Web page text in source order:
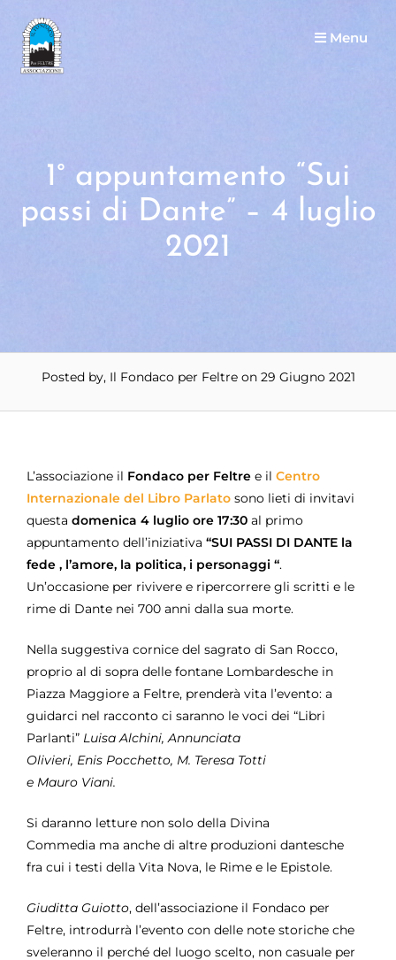
Menu
1° appuntamento “Sui
passi di Dante” – 4 luglio
2021
Posted by, Il Fondaco per Feltreon 29 Giugno 2021
L’associazione il Fondaco per Feltre e il Centro
Internazionale del Libro Parlato sono lieti di invitavi
questa domenica 4 luglio ore 17:30 al primo
appuntamento dell’iniziativa “SUI PASSI DI DANTE la
fede , l’amore, la politica, i personaggi “.
Un’occasione per rivivere e ripercorrere gli scritti e le
rime di Dante nei 700 anni dalla sua morte.
Nella suggestiva cornice del sagrato di San Rocco,
proprio al di sopra delle fontane Lombardesche in
Piazza Maggiore a Feltre, prenderà vita l’evento: a
guidarci nel racconto ci saranno le voci dei “Libri
Parlanti” Luisa Alchini, Annunciata
Olivieri, Enis Pocchetto, M. Teresa Totti
e Mauro Viani.
Si daranno letture non solo della Divina
Commedia ma anche di altre produzioni dantesche
fra cui i testi della Vita Nova, le Rime e le Epistole.
Giuditta Guiotto, dell’associazione il Fondaco per
Feltre, introdurrà l’evento con delle note storiche che
sveleranno il perché del luogo scelto, non casuale per